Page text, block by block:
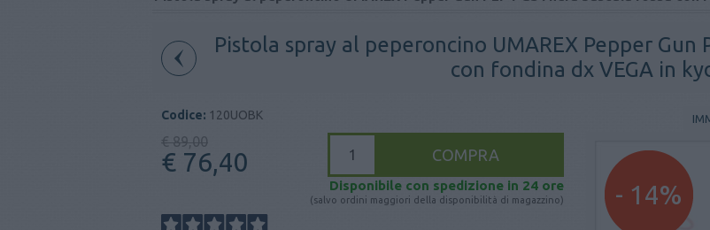
Pistola spray al peperoncino UMAREX Pepper Gun
con fondina dx VEGA in
- 14%
Codice: 120UOBK
€ 89,00
€ 76,40
Disponibile con spedizione in 24 ore
(salvo ordini maggiori della disponibilità di magazzino)